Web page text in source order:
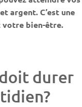
argent. C’est une
votre bien-être.
durer